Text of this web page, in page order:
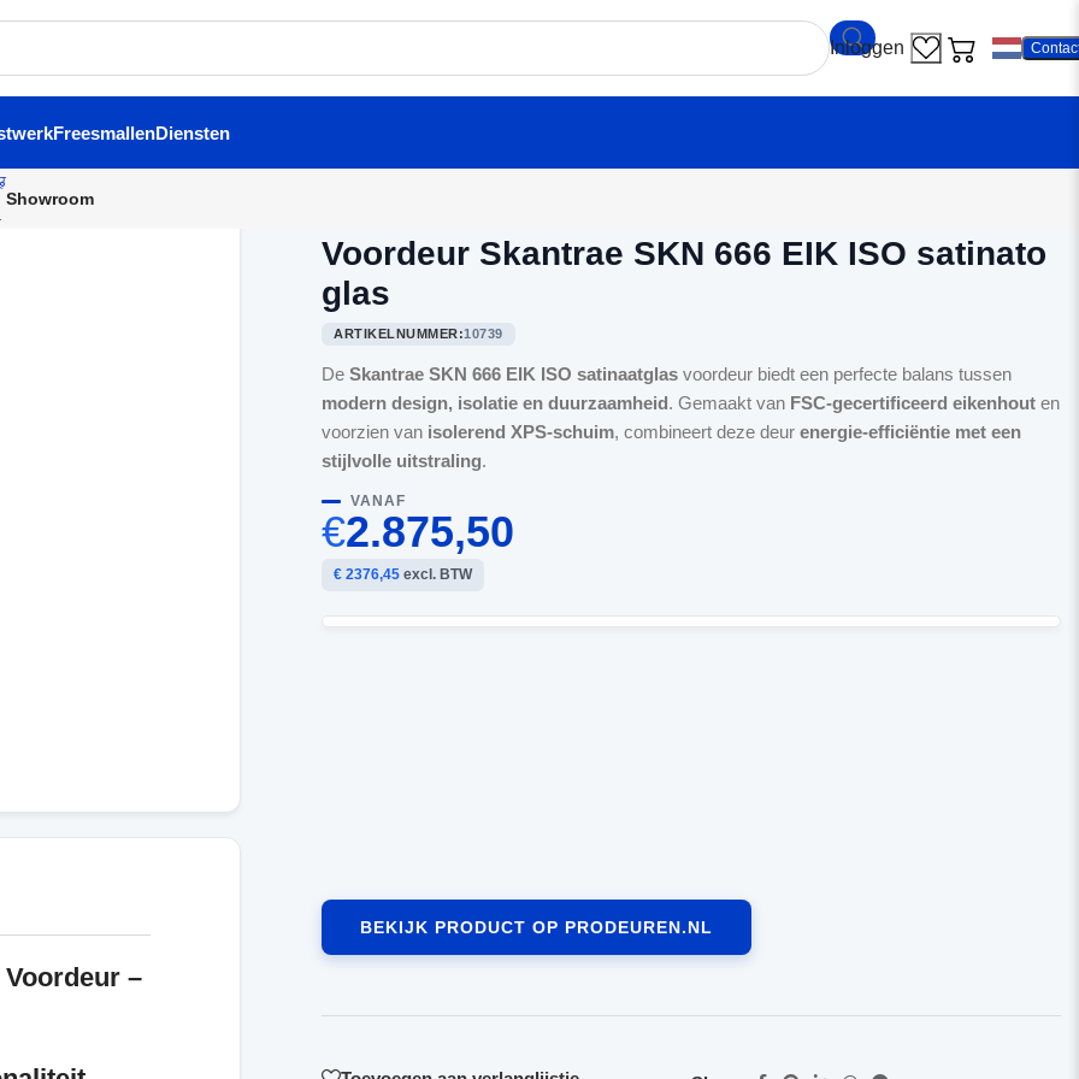
FreesmallenDiensten
Showroom
–
Voordeur Skantrae SKN 666 EIK ISO satinato
glas
ARTIKELNUMMER:10739
DeSkantrae SKN 666 EIK ISO satinaatglas voordeur biedt een perfecte balans tussen
modern design, isolatie en duurzaamheid. Gemaakt van FSC-gecertificeerd eikenhout en
voorzien van isolerend XPS-schuim, combineert deze deurenergie-efficiëntie met een
stijlvolle uitstraling.
VANAF
€2.875,50
€ 2376,45 excl. BTW
BEKIJK PRODUCT OP PRODEUREN.NL